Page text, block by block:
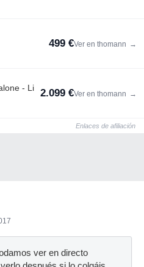
499 €Ver en thomann →
- Li
2.099 €Ver en thomann →
Enlaces de afiliación
ver en directo